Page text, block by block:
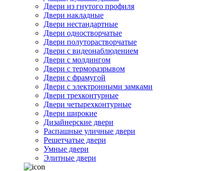
Двери из гнутого профиля
Двери накладные
Двери нестандартные
Двери одностворчатые
Двери полуторастворчатые
Двери с видеонаблюдением
Двери с молдингом
Двери с терморазрывом
Двери с фрамугой
Двери с электронными замками
Двери трехконтурные
Двери четырехконтурные
Двери широкие
Дизайнерские двери
Распашные уличные двери
Решетчатые двери
Умные двери
Элитные двери